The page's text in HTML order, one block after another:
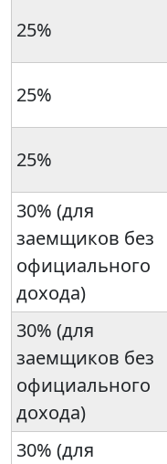
25%
25%
25%
30% (для
заемщиков без
официального
дохода)
30% (для
заемщиков без
официального
дохода)
30% (для